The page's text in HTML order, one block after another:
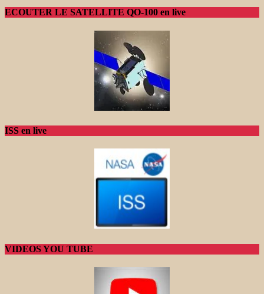
ECOUTER LE SATELLITE QO-100 en live
ISS en live
VIDEOS YOU TUBE